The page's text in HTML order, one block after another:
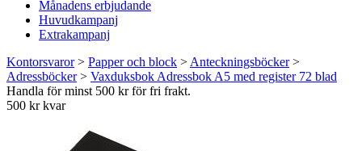
Månadens erbjudande
Huvudkampanj
Extrakampanj
Kontorsvaror> Papper och block > Anteckningsböcker>
Adressböcker> Vaxduksbok Adressbok A5 med register 72 blad
Handla för minst 500 kr för fri frakt.
500 kr kvar